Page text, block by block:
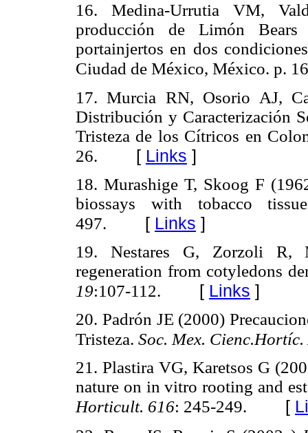
16. Medina-Urrutia VM,
producción de Limón
portainjertos en dos
Ciudad de México, México. p.
17. Murcia RN, Osorio AJ,
Distribución y Caracterización
Tristeza de los Cítricos en
26. [ Links ]
18. Murashige T, Skoog F
biossays with tobacco
497. [ Links ]
19. Nestares G, Zorzoli R,
regeneration from cotyledons
19:107-112. [ Links ]
20. Padrón JE (2000)
Tristeza. Soc. Mex. Cienc.Hortíc.
21. Plastira VG, Karetsos G
nature on in vitro rooting and
Horticult. 616: 245-249. [